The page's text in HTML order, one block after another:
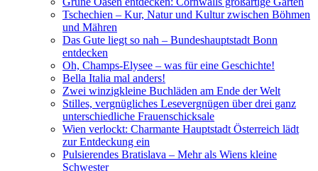
Tschechien – Kur, Natur und Kultur zwischen Böhmen
und Mähren
Das Gute liegt so nah – Bundeshauptstadt Bonn
entdecken
Oh, Champs-Elysee – was für eine Geschichte!
Bella Italia mal anders!
Zwei winzigkleine Buchläden am Ende der Welt
Stilles, vergnügliches Lesevergnügen über drei ganz
unterschiedliche Frauenschicksale
Wien verlockt: Charmante Hauptstadt Österreich lädt
zur Entdeckung ein
Pulsierendes Bratislava – Mehr als Wiens kleine
Schwester